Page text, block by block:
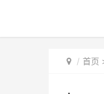
首页